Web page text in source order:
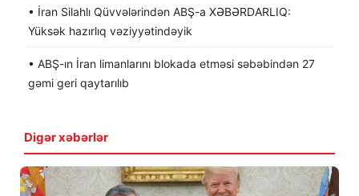
• İran Silahlı Qüvvələrindən ABŞ-a XƏBƏRDARLIQ:
Yüksək hazırlıq vəziyyətindəyik
• ABŞ-ın İran limanlarını blokada etməsi səbəbindən 27
gəmi geri qaytarılıb
Digər xəbərlər